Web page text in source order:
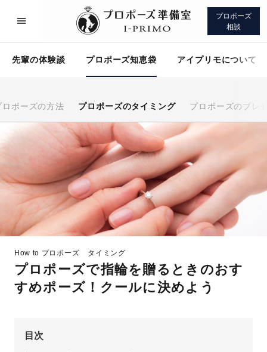
プロポーズ
相談
先輩の体験談 プロポーズ知恵袋 アイプリモについて
ロポーズの方法 プロポーズのタイミング プロポーズのプレ
How to プロポーズ タイミング
プロポーズで指輪を贈るときのおす
すめポーズ！クールに決めよう
目次
プロポーズサポート 先輩の体験談
プロポーズ知恵袋 アイプリモについて
プロポーズサポート
スペシャルプロポーズイベント
先輩の体験談
プロポーズ知恵袋